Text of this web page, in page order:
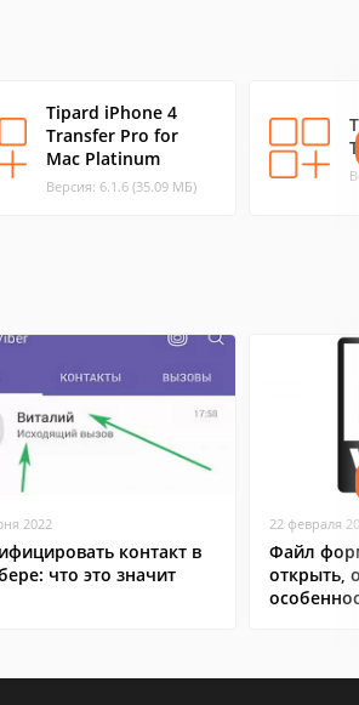
Tipard iPhone 4
Transfer Pro for
Mac Platinum
Версия: 6.1.6 (35.09 МБ)
2022
контакт в
что это значит
22 февраля
Файл
открыть,